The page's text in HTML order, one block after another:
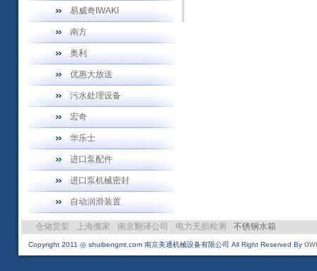
易威奇IWAKI
南方
奥利
优惠大放送
污水处理设备
宏奇
华乐士
进口泵配件
进口泵机械密封
自动润滑装置
仓储货架 上海搬家 南京翻译公司 电力无损检测 不锈钢水箱
Copyright 2011 ◎ shuibengmt.com 南京美通机械设备有限公司 All Right Reserved By